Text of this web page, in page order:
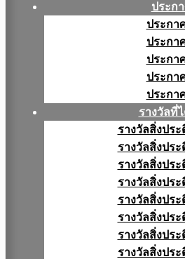
ประก
ประกา
ประกา
ประกา
ประกา
ประกา
รางวัลที่
รางวัลสิ่งปร
รางวัลสิ่งปร
รางวัลสิ่งปร
รางวัลสิ่งปร
รางวัลสิ่งปร
รางวัลสิ่งปร
รางวัลสิ่งปร
รางวัลสิ่งปร